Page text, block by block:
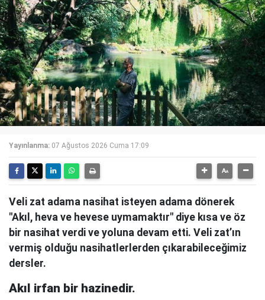
Yayınlanma: 07 Ağustos 2026 Cuma 17:09
Veli zat adama nasihat isteyen adama dönerek
"Akıl, heva ve hevese uymamaktır" diye kısa ve öz
bir nasihat verdi ve yoluna devam etti. Veli zat’ın
vermiş olduğu nasihatlerlerden çıkarabileceğimiz
dersler.
Akıl irfan bir hazinedir.